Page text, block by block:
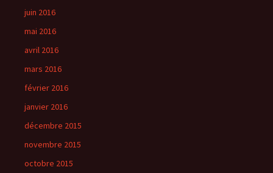
juin 2016
mai 2016
avril 2016
mars 2016
février 2016
janvier 2016
décembre 2015
novembre 2015
octobre 2015